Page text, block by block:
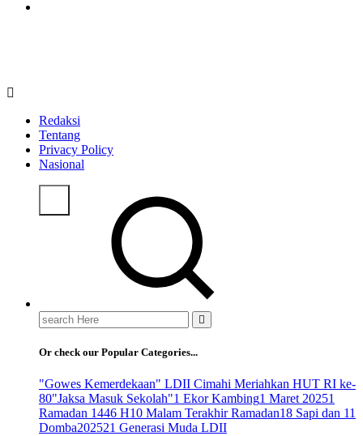
Redaksi
Tentang
Privacy Policy
Nasional
Search
for:
Or check our Popular Categories...
"Gowes Kemerdekaan" LDII Cimahi Meriahkan HUT RI ke-
80"Jaksa Masuk Sekolah"1 Ekor Kambing1 Maret 20251
Ramadan 1446 H10 Malam Terakhir Ramadan18 Sapi dan 11
Domba202521 Generasi Muda LDII